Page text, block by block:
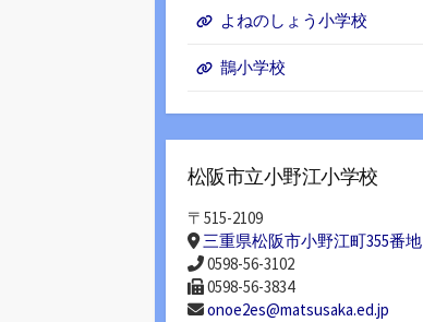
よねのしょう小学校
鵲小学校
松阪市立小野江小学校
〒515-2109
三重県松阪市小野江町355番地
0598-56-3102
0598-56-3834
onoe2es@matsusaka.ed.jp